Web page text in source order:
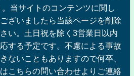
当サイトのコンテンツに関し
ざいましたら当該ページを削除
い。土日祝を除く3営業日以内
する予定です。不慮による事故
ないこともありますので何卒、
こちらの問い合わせよりご連絡